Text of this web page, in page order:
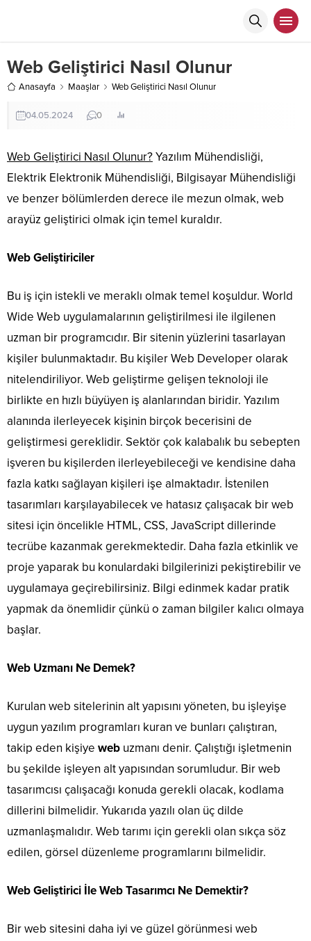
Web Geliştirici Nasıl Olunur
Anasayfa Maaşlar Web Geliştirici Nasıl Olunur
04.05.2024 0
Web Geliştirici Nasıl Olunur?Yazılım Mühendisliği,
Elektrik Elektronik Mühendisliği, Bilgisayar Mühendisliği
ve benzer bölümlerden derece ile mezun olmak, web
arayüz geliştirici olmak için temel kuraldır.
Web Geliştiriciler
Bu iş için istekli ve meraklı olmak temel koşuldur. World
Wide Web uygulamalarının geliştirilmesi ile ilgilenen
uzman bir programcıdır. Bir sitenin yüzlerini tasarlayan
kişiler bulunmaktadır. Bu kişiler Web Developer olarak
nitelendiriliyor. Web geliştirme gelişen teknoloji ile
birlikte en hızlı büyüyen iş alanlarından biridir. Yazılım
alanında ilerleyecek kişinin birçok becerisini de
geliştirmesi gereklidir. Sektör çok kalabalık bu sebepten
işveren bu kişilerden ilerleyebileceği ve kendisine daha
fazla katkı sağlayan kişileri işe almaktadır. İstenilen
tasarımları karşılayabilecek ve hatasız çalışacak bir web
sitesi için öncelikle HTML, CSS, JavaScript dillerinde
tecrübe kazanmak gerekmektedir. Daha fazla etkinlik ve
proje yaparak bu konulardaki bilgilerinizi pekiştirebilir ve
uygulamaya geçirebilirsiniz. Bilgi edinmek kadar pratik
yapmak da önemlidir çünkü o zaman bilgiler kalıcı olmaya
başlar.
Web Uzmanı Ne Demek?
Kurulan web sitelerinin alt yapısını yöneten, bu işleyişe
uygun yazılım programları kuran ve bunları çalıştıran,
takip eden kişiye web uzmanı denir. Çalıştığı işletmenin
bu şekilde işleyen alt yapısından sorumludur. Bir web
tasarımcısı çalışacağı konuda gerekli olacak, kodlama
dillerini bilmelidir. Yukarıda yazılı olan üç dilde
uzmanlaşmalıdır. Web tarımı için gerekli olan sıkça söz
edilen, görsel düzenleme programlarını bilmelidir.
Web Geliştirici İle Web Tasarımcı Ne Demektir?
Bir web sitesini daha iyi ve güzel görünmesi web